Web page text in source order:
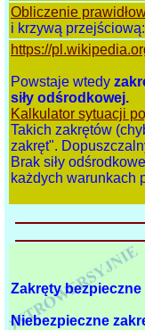
Obliczenie
i krzywą przejściową:
https://
Powstaje wtedy
siły odśrodkowej.
Kalkulator sytuacji
Takich zakrętów
zakręt".
Brak siły
każdych warunkach
Zakręty bezpieczne
Niebezpieczne